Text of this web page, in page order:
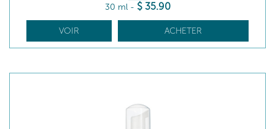
30 ml - $ 35.90
VOIR ACHETER